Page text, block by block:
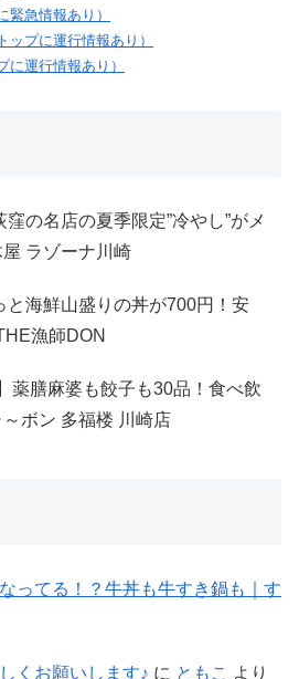
緊急情報あり）
ップに運行情報あり）
に運行情報あり）
窪の名店の夏季限定”冷やし”がメ
ラゾーナ川崎
と海鮮山盛りの丼が700円！安
漁師DON
薬膳麻婆も餃子も30品！食べ飲
ボン 多福楼 川崎店
ってる！？牛丼も牛すき鍋も｜す
くお願いします♪ に ともこ より